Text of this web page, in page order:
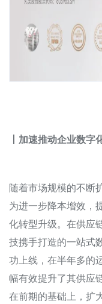
丨加速推动企业数字
随着市场规模的不断
为进一步降本增效，
化转型升级。在供应
技携手打造的一站式
功上线，在半年多的
幅有效提升了其供应
在前期的基础上，扩